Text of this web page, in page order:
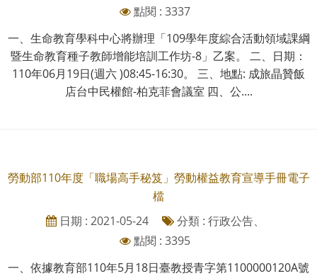
點閱 : 3337
一、生命教育學科中心將辦理「109學年度綜合活動領域課綱
暨生命教育種子教師增能培訓工作坊-8」乙案。 二、日期：
110年06月19日(週六 )08:45-16:30。 三、地點: 成旅晶贊飯
店台中民權館-柏克菲會議室 四、公....
勞動部110年度「職場高手秘笈」勞動權益教育宣導手冊電子
檔
日期 : 2021-05-24
分類 : 行政公告、
點閱 : 3395
一、依據教育部110年5月18日臺教授青字第1100000120A號